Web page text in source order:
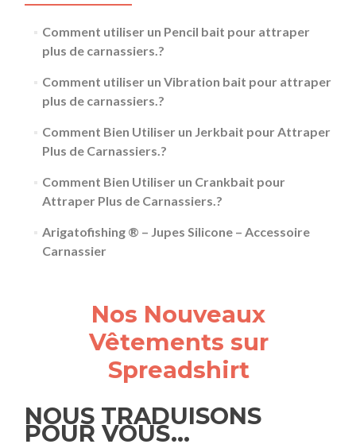
Comment utiliser un Pencil bait pour attraper
plus de carnassiers.?
Comment utiliser un Vibration bait pour attraper
plus de carnassiers.?
Comment Bien Utiliser un Jerkbait pour Attraper
Plus de Carnassiers.?
Comment Bien Utiliser un Crankbait pour
Attraper Plus de Carnassiers.?
Arigatofishing ® – Jupes Silicone – Accessoire
Carnassier
Nos Nouveaux
Vêtements sur
Spreadshirt
NOUS TRADUISONS
POUR VOUS…